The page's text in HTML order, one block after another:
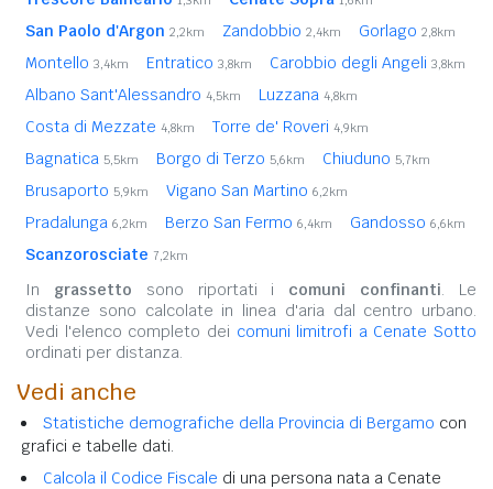
San Paolo d'Argon 2,2km Zandobbio 2,4km Gorlago 2,8km
Montello 3,4km Entratico 3,8km Carobbio degli Angeli 3,8km
Albano Sant'Alessandro 4,5km Luzzana 4,8km
Costa di Mezzate 4,8km Torre de' Roveri 4,9km
Bagnatica 5,5km Borgo di Terzo 5,6km Chiuduno 5,7km
Brusaporto 5,9km Vigano San Martino 6,2km
Pradalunga 6,2km Berzo San Fermo 6,4km Gandosso 6,6km
Scanzorosciate 7,2km
In grassetto sono riportati i comuni confinanti. Le
distanze sono calcolate in linea d'aria dal centro urbano.
Vedi l'elenco completo dei comuni limitrofi a Cenate Sotto
ordinati per distanza.
Vedi anche
Statistiche demografiche della Provincia di Bergamo con
grafici e tabelle dati.
Calcola il Codice Fiscale di una persona nata a Cenate